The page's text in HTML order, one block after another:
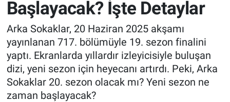
Başlayacak? İşte Detaylar
Arka Sokaklar, 20 Haziran 2025 akşamı
yayınlanan 717. bölümüyle 19. sezon finalini
yaptı. Ekranlarda yıllardır izleyicisiyle buluşan
dizi, yeni sezon için heyecanı artırdı. Peki, Arka
Sokaklar 20. sezon olacak mı? Yeni sezon ne
zaman başlayacak?